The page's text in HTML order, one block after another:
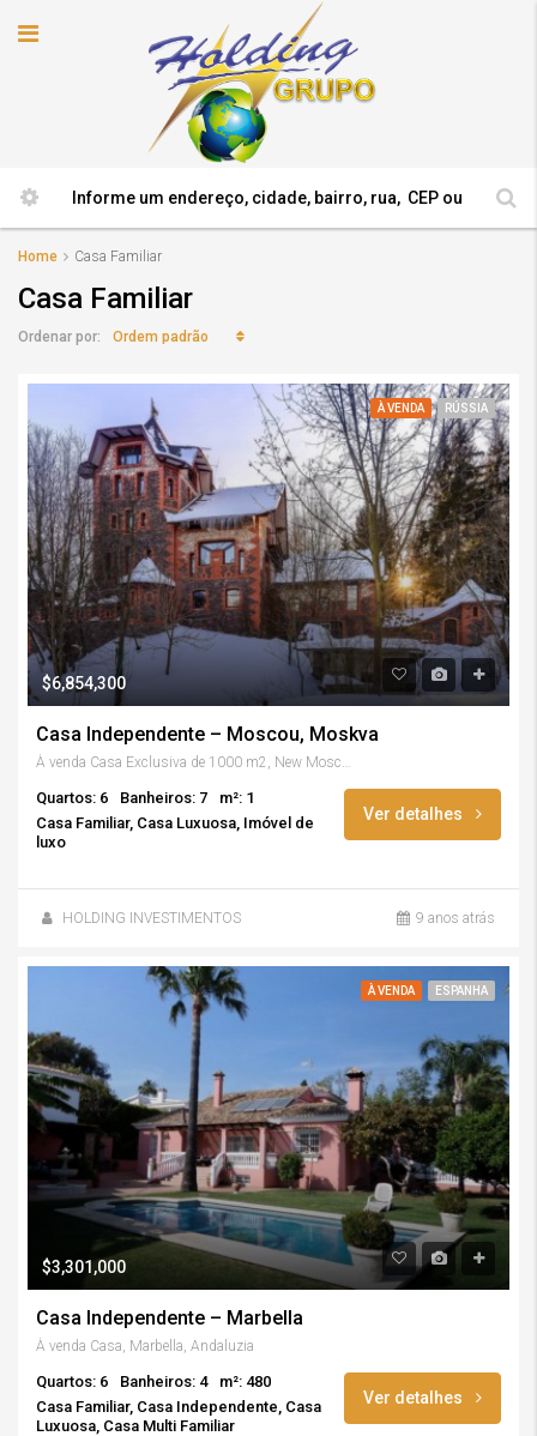
Home Casa Familiar
Casa Familiar
Ordenar por: Ordem padrão
À VENDA RÚSSIA
$6,854,300
Casa Independente – Moscou, Moskva
À venda Casa Exclusiva de 1000 m2, New Moscow, Moscou, Moskva
Quartos: 6 Banheiros: 7
m²: 1
Casa Familiar, Casa Luxuosa, Imóvel de
luxo
Ver detalhes
HOLDING INVESTIMENTOS 9 anos atrás
À VENDA ESPANHA
$3,301,000
Casa Independente – Marbella
À venda Casa, Marbella, Andaluzia
Quartos: 6 Banheiros: 4
m²: 480
Casa Familiar, Casa Independente, Casa
Luxuosa, Casa Multi Familiar
Ver detalhes